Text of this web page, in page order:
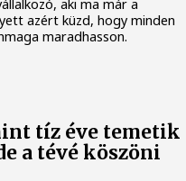
aki ma már a
azért küzd, hogy minden
maradhasson.
tíz éve temetik
a tévé köszöni